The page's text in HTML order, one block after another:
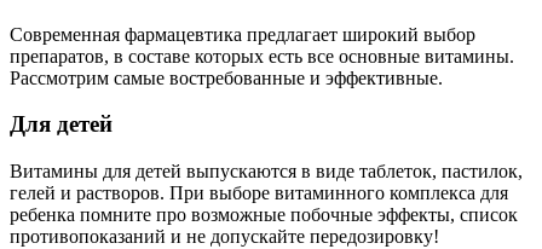
Современная фармацевтика предлагает широкий выбор
препаратов, в составе которых есть все основные витамины.
Рассмотрим самые востребованные и эффективные.
Для детей
Витамины для детей выпускаются в виде таблеток, пастилок,
гелей и растворов. При выборе витаминного комплекса для
ребенка помните про возможные побочные эффекты, список
противопоказаний и не допускайте передозировку!